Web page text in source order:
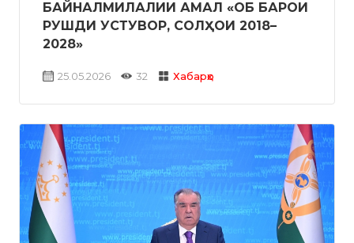
25.05.2026 32 Хабарҳо
БАЙНАЛМИЛАЛИИ АМАЛ «ОБ БАРОИ
РУШДИ УСТУВОР, СОЛҲОИ 2018–
2028»